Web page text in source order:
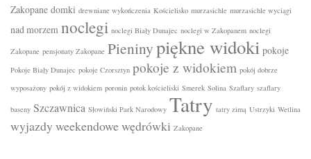
Zakopane domki drewniane wykończenia Kościelisko murzasichle murzasichle wyciągi
nad morzem noclegi noclegi Biały Dunajec noclegi w Zakopanem noclegi
Zakopane pensjonaty Zakopane Pieninypiękne widoki pokoje
Pokoje Biały Dunajec pokoje Czorsztyn pokoje z widokiem pokój dobrze
wyposażony pokój z widokiem poronin potok kościeliski Smerek Solina Szaflary szaflary
baseny Szczawnica Słowiński Park Narodowy Tatry tatry zimą Ustrzyki Wetlina
wyjazdy weekendowewędrówki Zakopane